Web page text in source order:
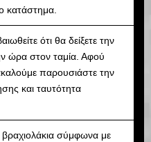
κατάστημα.
ότι θα δείξετε την
ώρα στον ταμία. Αφού
παρουσιάστε την
και ταυτότητα
σύμφωνα με